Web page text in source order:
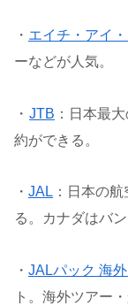
・ エイチ・アイ
ーなどが人気。
・ JTB ：日本最
約ができる。
・ JAL ：日本の
る。カナダはバ
・ JALパック 海
ト。海外ツアー